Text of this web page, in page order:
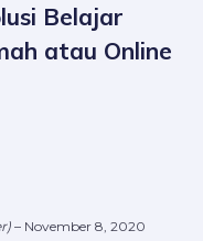
Belajar
atau Online
– November 8, 2020